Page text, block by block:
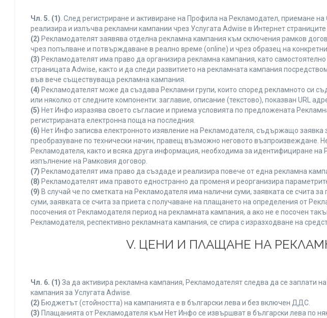
Чл. 5. (1) . След регистриране и активиране на Профила на Рекламодател, приемане
реализира и излъчва рекламни кампании чрез Услугата Adwise в Интернет
(2) Рекламодателят заявява отделна рекламна кампания към сключения рамков
чрез попълване и потвърждаване в реално време (online) и чрез образец на
(3) Рекламодателят има право да организира рекламна кампания, като
страницата Adwise, както и да следи развитието на рекламната кампания
във вече съществуваща рекламна кампания.
(4) Рекламодателят може да създава Рекламни групи, които според рекламното си
или няколко от следните компоненти: заглавие, описание (текстово), показван URL
(5) Нет Инфо изразява своето съгласие и приема условията по предложената
регистрираната електронна поща на последния.
(6) Нет Инфо записва електронното изявление на Рекламодателя, съдържащо
преобразуване по технически начин, правещ възможно неговото възпроизвеждане.
Рекламодателя, както и всяка друга информация, необходима за идентифициране
изпълнение на Рамковия договор.
(7) Рекламодателят има право да създаде и реализира повече от една рекламна
(8) Рекламодателят има правото едностранно да променя и реорганизира
(9) В случай че по сметката на Рекламодателя има налични суми, заявката се счита
суми, заявката се счита за приета с получаване на плащането на определения от
посочения от Рекламодателя период на рекламната кампания, а ако не е посочен
Рекламодателя, респективно рекламната кампания, се спира с изразходване на
V. ЦЕНИ И ПЛАЩАНЕ НА
Чл. 6. (1) За да активира рекламна кампания, Рекламодателят следва да се заплати
кампания за Услугата Adwise.
(2) Бюджетът (стойността) на кампанията е в български лева и без включен ДДС.
(3) Плащанията от Рекламодателя към Нет Инфо се извършват в български лева по